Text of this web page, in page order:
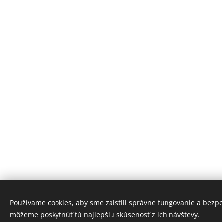
Používame cookies, aby sme zaistili správne fungovanie a
môžeme poskytnúť tú najlepšiu skúsenosť z ich návštevy.